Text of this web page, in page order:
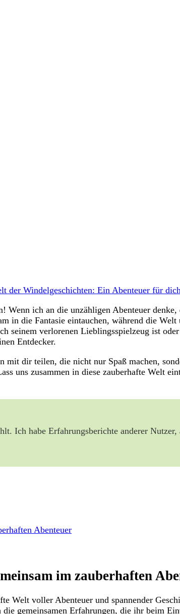
der Windelgeschichten: Ein Abenteuer für
Wenn ich an die ​unzähligen Abenteuer
in ‍die Fantasie eintauchen, während die
⁣seinem‌ verlorenen Lieblingsspielzeug ist⁣
Entdecker.
dir teilen,‍ die‍ nicht nur‍ Spaß ⁣machen,
⁤uns zusammen in diese‍ zauberhafte Welt
Ich ⁣habe Erfahrungsberichte anderer
Abenteuer
im zauberhaften
Welt voller Abenteuer und spannender
gemeinsamen Erfahrungen, die ihr ‍beim